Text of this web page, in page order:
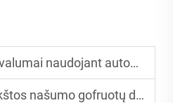
automatizuotą dėžių gamybos liniją?
gofruotų dėžučių gamybos liniją?